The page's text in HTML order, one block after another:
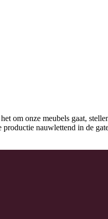
om onze meubels gaat,
nauwlettend in de